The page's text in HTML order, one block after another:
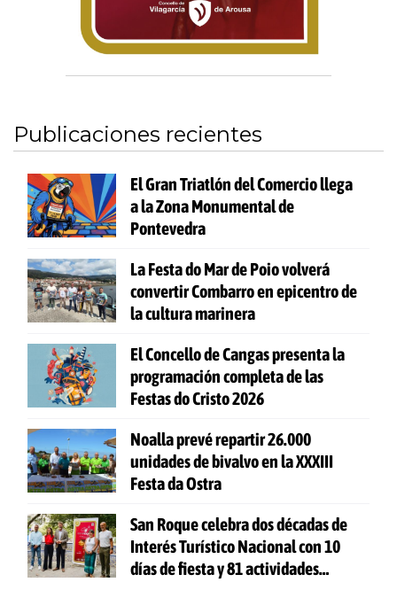
Publicaciones recientes
El Gran Triatlón del Comercio llega
a la Zona Monumental de
Pontevedra
La Festa do Mar de Poio volverá
convertir Combarro en epicentro de
la cultura marinera
El Concello de Cangas presenta la
programación completa de las
Festas do Cristo 2026
Noalla prevé repartir 26.000
unidades de bivalvo en la XXXIII
Festa da Ostra
San Roque celebra dos décadas de
Interés Turístico Nacional con 10
días de fiesta y 81 actividades